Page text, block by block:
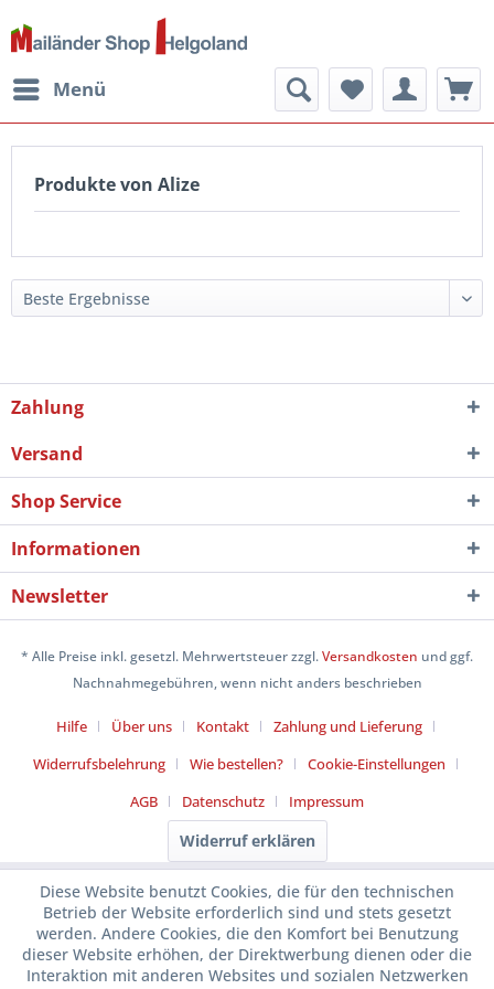
Menü
Produkte von Alize
Zahlung
Versand
Shop Service
Informationen
Newsletter
* Alle Preise inkl. gesetzl. Mehrwertsteuer zzgl.Versandkosten und ggf.
Nachnahmegebühren, wenn nicht anders beschrieben
Hilfe Über uns Kontakt
Zahlung und Lieferung
Widerrufsbelehrung
Wie bestellen?
Cookie-Einstellungen
AGB
Datenschutz Impressum
Widerruf erklären
Diese Website benutzt Cookies, die für den technischen
Betrieb der Website erforderlich sind und stets gesetzt
werden. Andere Cookies, die den Komfort bei Benutzung
dieser Website erhöhen, der Direktwerbung dienen oder die
Interaktion mit anderen Websites und sozialen Netzwerken